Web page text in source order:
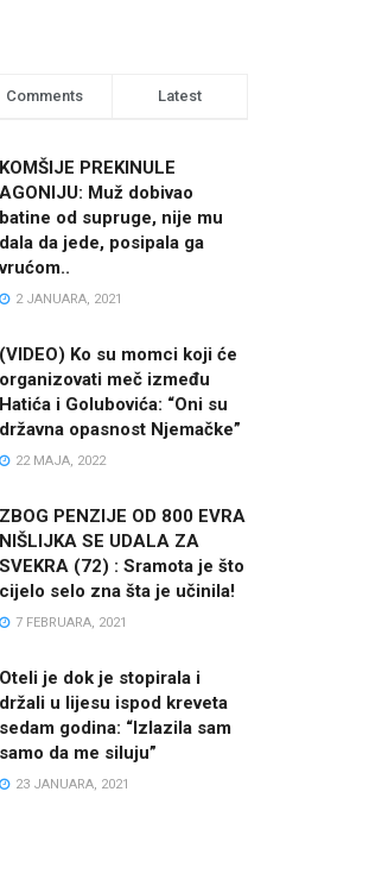
Comments Latest
KOMŠIJE PREKINULE
AGONIJU: Muž dobivao
batine od supruge, nije mu
dala da jede, posipala ga
vrućom..
2 JANUARA, 2021
(VIDEO) Ko su momci koji će
organizovati meč između
Hatića i Golubovića: “Oni su
državna opasnost Njemačke”
22 MAJA, 2022
ZBOG PENZIJE OD 800 EVRA
NIŠLIJKA SE UDALA ZA
SVEKRA (72) : Sramota je što
cijelo selo zna šta je učinila!
7 FEBRUARA, 2021
Oteli je dok je stopirala i
držali u lijesu ispod kreveta
sedam godina: “Izlazila sam
samo da me siluju”
23 JANUARA, 2021